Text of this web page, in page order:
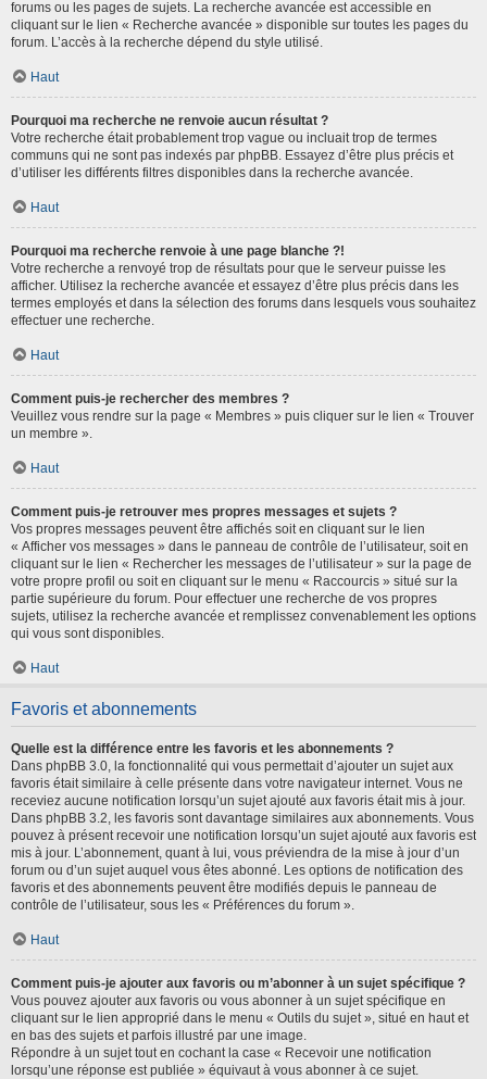
forums ou les pages de sujets. La recherche avancée est accessible en
cliquant sur le lien « Recherche avancée » disponible sur toutes les pages du
forum. L’accès à la recherche dépend du style utilisé.
Haut
Pourquoi ma recherche ne renvoie aucun résultat ?
Votre recherche était probablement trop vague ou incluait trop de termes
communs qui ne sont pas indexés par phpBB. Essayez d’être plus précis et
d’utiliser les différents filtres disponibles dans la recherche avancée.
Haut
Pourquoi ma recherche renvoie à une page blanche ?!
Votre recherche a renvoyé trop de résultats pour que le serveur puisse les
afficher. Utilisez la recherche avancée et essayez d’être plus précis dans les
termes employés et dans la sélection des forums dans lesquels vous souhaitez
effectuer une recherche.
Haut
Comment puis-je rechercher des membres ?
Veuillez vous rendre sur la page « Membres » puis cliquer sur le lien « Trouver
un membre ».
Haut
Comment puis-je retrouver mes propres messages et sujets ?
Vos propres messages peuvent être affichés soit en cliquant sur le lien
« Afficher vos messages » dans le panneau de contrôle de l’utilisateur, soit en
cliquant sur le lien « Rechercher les messages de l’utilisateur » sur la page de
votre propre profil ou soit en cliquant sur le menu « Raccourcis » situé sur la
partie supérieure du forum. Pour effectuer une recherche de vos propres
sujets, utilisez la recherche avancée et remplissez convenablement les options
qui vous sont disponibles.
Haut
Favoris et abonnements
Quelle est la différence entre les favoris et les abonnements ?
Dans phpBB 3.0, la fonctionnalité qui vous permettait d’ajouter un sujet aux
favoris était similaire à celle présente dans votre navigateur internet. Vous ne
receviez aucune notification lorsqu’un sujet ajouté aux favoris était mis à jour.
Dans phpBB 3.2, les favoris sont davantage similaires aux abonnements. Vous
pouvez à présent recevoir une notification lorsqu’un sujet ajouté aux favoris est
mis à jour. L’abonnement, quant à lui, vous préviendra de la mise à jour d’un
forum ou d’un sujet auquel vous êtes abonné. Les options de notification des
favoris et des abonnements peuvent être modifiés depuis le panneau de
contrôle de l’utilisateur, sous les « Préférences du forum ».
Haut
Comment puis-je ajouter aux favoris ou m’abonner à un sujet spécifique ?
Vous pouvez ajouter aux favoris ou vous abonner à un sujet spécifique en
cliquant sur le lien approprié dans le menu « Outils du sujet », situé en haut et
en bas des sujets et parfois illustré par une image.
Répondre à un sujet tout en cochant la case « Recevoir une notification
lorsqu’une réponse est publiée » équivaut à vous abonner à ce sujet.